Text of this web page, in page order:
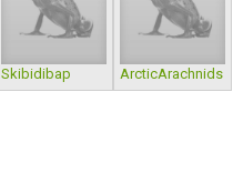
Skibidibap ArcticArachnids